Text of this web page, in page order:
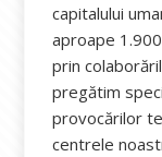
capitalului
aproape
prin
pregătim
provocărilor
centrele